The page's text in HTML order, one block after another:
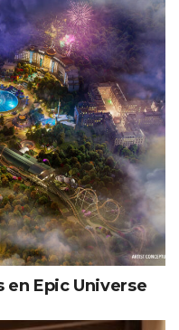
que es
la promesa
una excelente
de Ventas y
México para
pretende ser
y
lista de
en Epic Universe